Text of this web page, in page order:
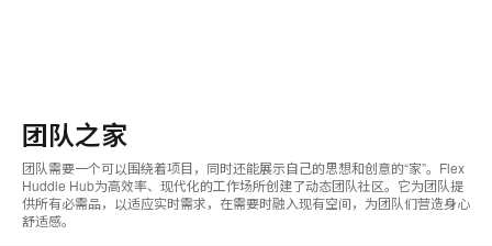
团队之家
团队需要一个可以围绕着项目，同时还能展示自己的思想和创意的“家”。Flex
Huddle Hub为高效率、现代化的工作场所创建了动态团队社区。它为团队提
供所有必需品，以适应实时需求，在需要时融入现有空间，为团队们营造身心
舒适感。